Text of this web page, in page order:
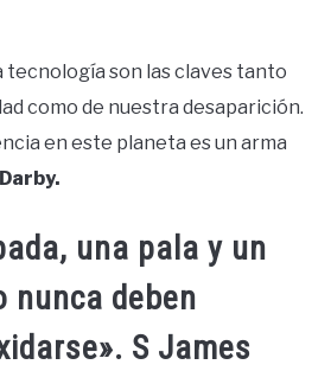
tecnología son las claves tanto
como de nuestra desaparición.
en este planeta es un arma
una pala y un
nunca deben
S James